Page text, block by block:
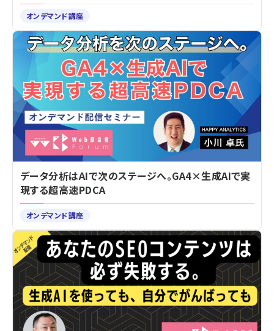
オンデマンド講座
データ分析はAIで次のステージへ。GA4×生成AIで実
現する超高速PDCA
オンデマンド講座